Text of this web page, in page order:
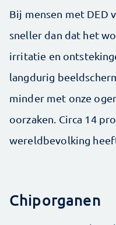
Bij mensen met DED
sneller dan dat het
irritatie en
langdurig
minder met onze
oorzaken. Circa 14
wereldbevolking
Chiporganen